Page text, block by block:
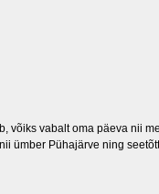
võiks vabalt oma päeva nii
ümber Pühajärve ning